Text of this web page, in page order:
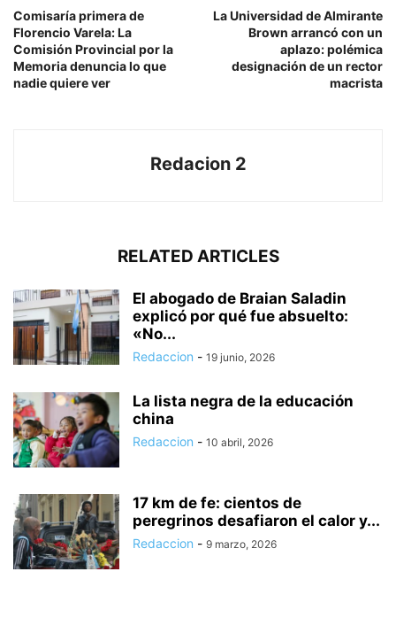
Comisaría primera de
Florencio Varela: La
Comisión Provincial por la
Memoria denuncia lo que
nadie quiere ver
La Universidad de Almirante
Brown arrancó con un
aplazo: polémica
designación de un rector
macrista
Redacion 2
RELATED ARTICLES
El abogado de Braian Saladin
explicó por qué fue absuelto:
«No...
Redaccion - 19 junio, 2026
La lista negra de la educación
china
Redaccion - 10 abril, 2026
17 km de fe: cientos de
peregrinos desafiaron el calor y...
Redaccion - 9 marzo, 2026